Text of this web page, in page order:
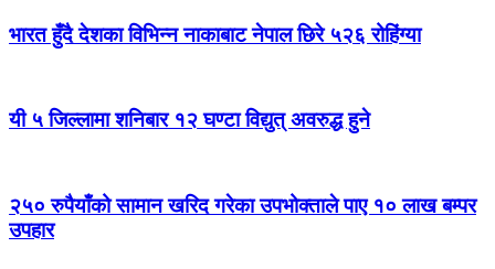
भारत हुँदै देशका विभिन्न नाकाबाट नेपाल छिरे ५२६ रोहिंग्या
यी ५ जिल्लामा शनिबार १२ घण्टा विद्युत् अवरुद्ध हुने
२५० रुपैयाँको सामान खरिद गरेका उपभोक्ताले पाए १० लाख बम्पर
उपहार